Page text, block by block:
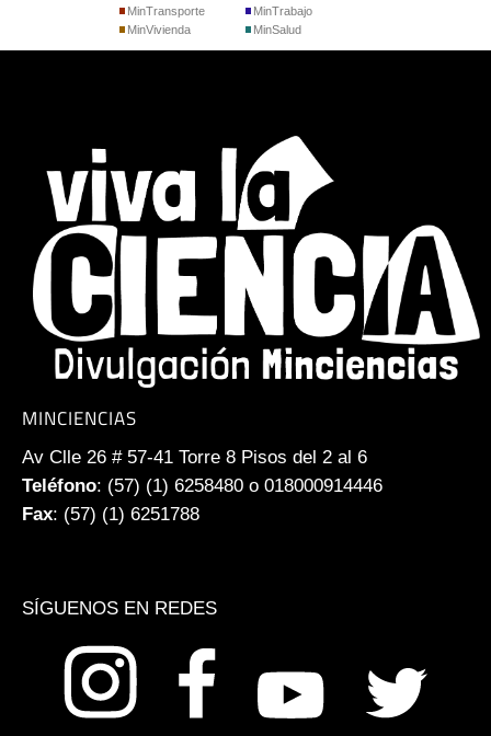
MinTransporte
MinVivienda
MinTrabajo
MinSalud
MINCIENCIAS
Av Clle 26 # 57-41 Torre 8 Pisos del 2 al 6
Teléfono: (57) (1) 6258480 o 018000914446
Fax: (57) (1) 6251788
SÍGUENOS EN REDES